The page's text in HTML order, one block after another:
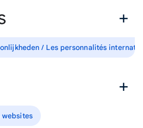
/ Les personnalités
websites